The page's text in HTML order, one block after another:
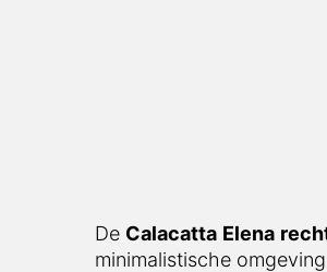
De Calacatta Elena
minimalistische